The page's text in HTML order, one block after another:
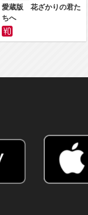
愛蔵版 花ざかりの君た
ちへ